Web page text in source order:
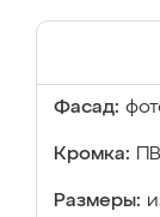
Фасад:
Кромка:
Размеры: